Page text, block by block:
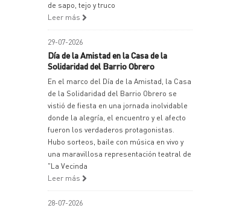
de sapo, tejo y truco
Leer más
29-07-2026
Día de la Amistad en la Casa de la
Solidaridad del Barrio Obrero
En el marco del Día de la Amistad, la Casa
de la Solidaridad del Barrio Obrero se
vistió de fiesta en una jornada inolvidable
donde la alegría, el encuentro y el afecto
fueron los verdaderos protagonistas.
Hubo sorteos, baile con música en vivo y
una maravillosa representación teatral de
"La Vecinda
Leer más
28-07-2026